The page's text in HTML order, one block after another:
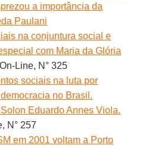
a importância da
Paulani
na conjuntura social e
com Maria da Glória
Line, N° 325
sociais na luta por
no Brasil.
Eduardo Annes Viola.
N° 257
em 2001 voltam a Porto